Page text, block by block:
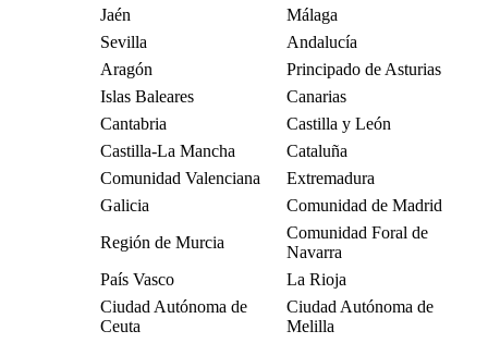
Jaén
Málaga
Sevilla
Andalucía
Aragón
Principado de Asturias
Islas Baleares
Canarias
Cantabria
Castilla y León
Castilla-La Mancha
Cataluña
Comunidad Valenciana
Extremadura
Galicia
Comunidad de Madrid
Región de Murcia
Comunidad Foral de
Navarra
País Vasco
La Rioja
Ciudad Autónoma de
Ceuta
Ciudad Autónoma de
Melilla